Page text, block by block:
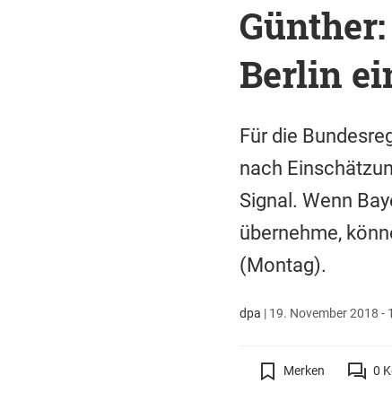
Berlin
Für die
nach
Signal. Wenn
übernehme,
(Montag).
dpa | 19. November 2018 -
Merken 0